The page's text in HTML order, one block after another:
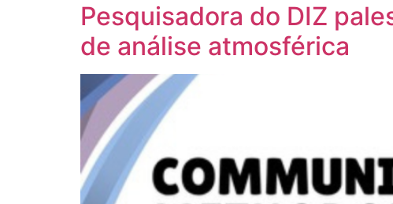
Pesquisadora do DIZ
de análise atmosférica